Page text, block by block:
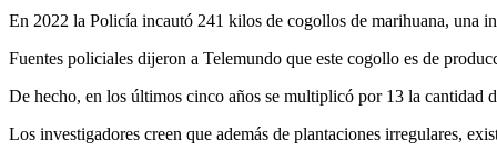
En 2022 la Policía incautó 241 kilos de cogollos de marihuana, una
Fuentes policiales dijeron a Telemundo que este cogollo es de
De hecho, en los últimos cinco años se multiplicó por 13 la cantidad
Los investigadores creen que además de plantaciones irregulares,